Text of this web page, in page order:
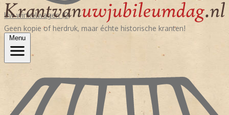
Uw winkelwagen (0)
Geen kopie of herdruk, maar échte historische kranten!
Menu